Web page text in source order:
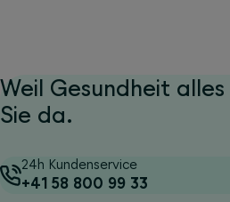
Weil Gesundheit
Sie da.
24h Kundenservice
+41 58 800 99 33